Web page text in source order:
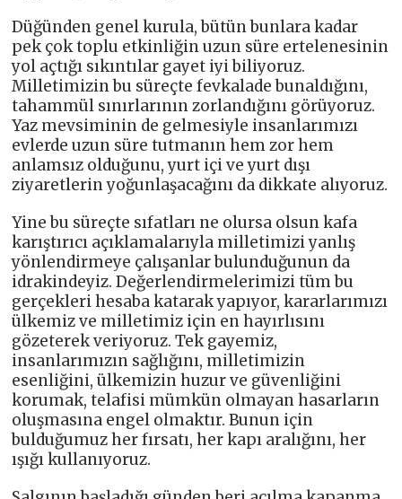
Düğünden genel kurula, bütün bunlara kadar
pek çok toplu etkinliğin uzun süre ertelenesinin
yol açtığı sıkıntılar gayet iyi biliyoruz.
Milletimizin bu süreçte fevkalade bunaldığını,
tahammül sınırlarının zorlandığını görüyoruz.
Yaz mevsiminin de gelmesiyle insanlarımızı
evlerde uzun süre tutmanın hem zor hem
anlamsız olduğunu, yurt içi ve yurt dışı
ziyaretlerin yoğunlaşacağını da dikkate alıyoruz.
Yine bu süreçte sıfatları ne olursa olsun kafa
karıştırıcı açıklamalarıyla milletimizi yanlış
yönlendirmeye çalışanlar bulunduğunun da
idrakindeyiz. Değerlendirmelerimizi tüm bu
gerçekleri hesaba katarak yapıyor, kararlarımızı
ülkemiz ve milletimiz için en hayırlısını
gözeterek veriyoruz. Tek gayemiz,
insanlarımızın sağlığını, milletimizin
esenliğini, ülkemizin huzur ve güvenliğini
korumak, telafisi mümkün olmayan hasarların
oluşmasına engel olmaktır. Bunun için
bulduğumuz her fırsatı, her kapı aralığını, her
ışığı kullanıyoruz.